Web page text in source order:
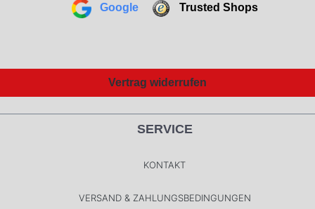
Google Trusted Shops
Vertrag widerrufen
SERVICE
KONTAKT
VERSAND & ZAHLUNGSBEDINGUNGEN